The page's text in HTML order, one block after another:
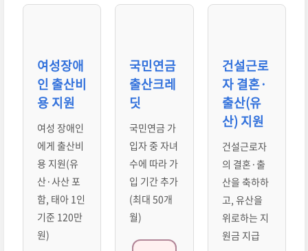
여성장애
인 출산비
용 지원
여성 장애인
에게 출산비
용 지원(유
산·사산 포
함, 태아 1인
기준 120만
원)
국민연금
출산크레
딧
국민연금 가
입자 중 자녀
수에 따라 가
입 기간 추가
(최대 50개
월)
건설근로
자 결혼·
출산(유
산) 지원
건설근로자
의 결혼·출
산을 축하하
고, 유산을
위로하는 지
원금 지급